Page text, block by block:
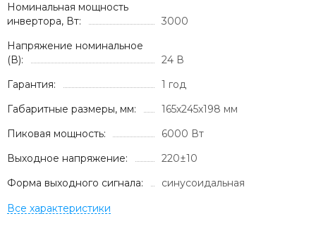
Номинальная мощность
инвертора, Вт:
3000
Напряжение номинальное
(В):
24 В
Гарантия:
1 год
Габаритные размеры, мм:
165х245х198 мм
Пиковая мощность:
6000 Вт
Выходное напряжение:
220±10
Форма выходного сигнала:
синусоидальная